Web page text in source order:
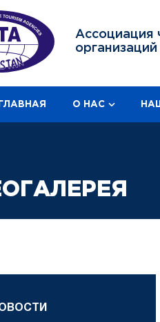
Ассоциация
ГЛАВНАЯ О НАС